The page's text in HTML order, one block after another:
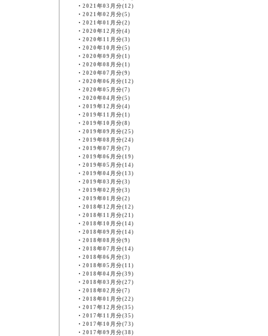
・ 2021年03月分(12)
・ 2021年02月分(5)
・ 2021年01月分(2)
・ 2020年12月分(4)
・ 2020年11月分(3)
・ 2020年10月分(5)
・ 2020年09月分(1)
・ 2020年08月分(1)
・ 2020年07月分(9)
・ 2020年06月分(12)
・ 2020年05月分(7)
・ 2020年04月分(5)
・ 2019年12月分(4)
・ 2019年11月分(1)
・ 2019年10月分(8)
・ 2019年09月分(25)
・ 2019年08月分(24)
・ 2019年07月分(7)
・ 2019年06月分(19)
・ 2019年05月分(14)
・ 2019年04月分(13)
・ 2019年03月分(3)
・ 2019年02月分(3)
・ 2019年01月分(2)
・ 2018年12月分(12)
・ 2018年11月分(21)
・ 2018年10月分(14)
・ 2018年09月分(14)
・ 2018年08月分(9)
・ 2018年07月分(14)
・ 2018年06月分(3)
・ 2018年05月分(11)
・ 2018年04月分(39)
・ 2018年03月分(27)
・ 2018年02月分(7)
・ 2018年01月分(22)
・ 2017年12月分(35)
・ 2017年11月分(35)
・ 2017年10月分(73)
・ 2017年09月分(38)